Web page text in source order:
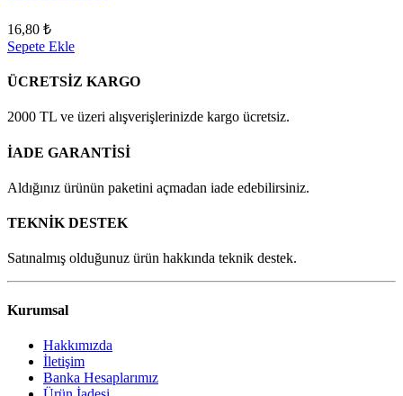
16,80 ₺
Sepete Ekle
ÜCRETSİZ KARGO
2000 TL ve üzeri alışverişlerinizde kargo ücretsiz.
İADE GARANTİSİ
Aldığınız ürünün paketini açmadan iade edebilirsiniz.
TEKNİK DESTEK
Satınalmış olduğunuz ürün hakkında teknik destek.
Kurumsal
Hakkımızda
İletişim
Banka Hesaplarımız